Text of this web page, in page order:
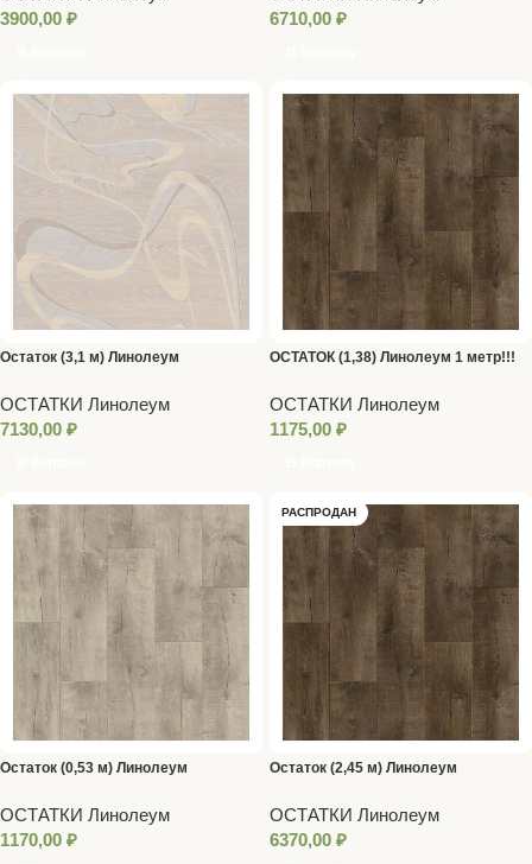
3900,00 ₽
6710,00 ₽
Остаток (3,1 м) Линолеум
ОСТАТКИ Линолеум
7130,00 ₽
ОСТАТОК (1,38) Линолеум 1 метр!!!
ОСТАТКИ Линолеум
1175,00 ₽
Остаток (0,53 м) Линолеум
ОСТАТКИ Линолеум
1170,00 ₽
РАСПРОДАН
Остаток (2,45 м) Линолеум
ОСТАТКИ Линолеум
6370,00 ₽